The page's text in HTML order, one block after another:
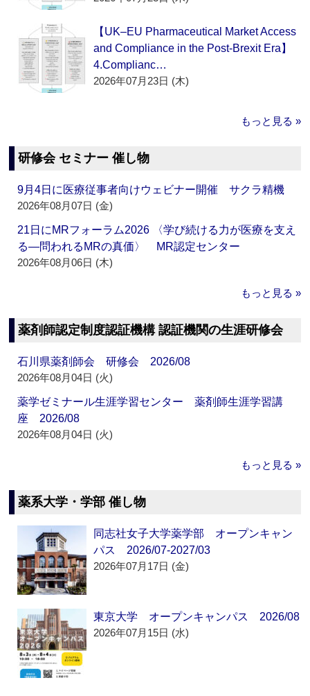
【UK–EU Pharmaceutical Market Access
and Compliance in the Post-Brexit Era】
4.Complianc…
2026年07月23日 (木)
もっと見る »
研修会 セミナー 催し物
9月4日に医療従事者向けウェビナー開催 サクラ精機
2026年08月07日 (金)
21日にMRフォーラム2026 〈学び続ける力が医療を支え
る―問われるMRの真価〉 MR認定センター
2026年08月06日 (木)
もっと見る »
薬剤師認定制度認証機構 認証機関の生涯研修会
石川県薬剤師会 研修会 2026/08
2026年08月04日 (火)
薬学ゼミナール生涯学習センター 薬剤師生涯学習講
座 2026/08
2026年08月04日 (火)
もっと見る »
薬系大学・学部 催し物
同志社女子大学薬学部 オープンキャン
パス 2026/07-2027/03
2026年07月17日 (金)
東京大学 オープンキャンパス 2026/08
2026年07月15日 (水)